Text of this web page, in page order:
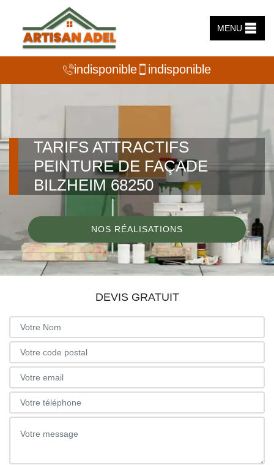
MENU
indisponible indisponible
TARIFS ATTRACTIFS
PEINTURE DE FAÇADE
BILZHEIM 68250
NOS RÉALISATIONS
DEVIS GRATUIT